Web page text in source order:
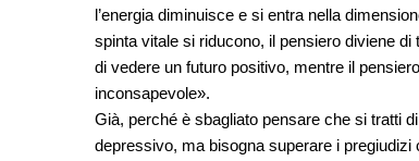
l’energia diminuisce e si entra nella
spinta vitale si riducono, il pensiero diviene di
di vedere un futuro positivo, mentre il
inconsapevole».
Già, perché è sbagliato pensare che si tratti
depressivo, ma bisogna superare i